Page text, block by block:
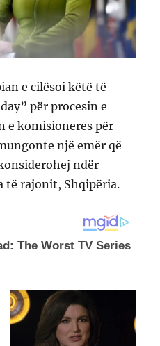
e cilësoi këtë të
për procesin e
e komisioneres për
një emër që
ndër
të rajonit, Shqipëria.